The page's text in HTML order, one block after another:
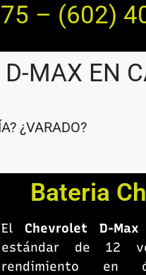
– (602)
MAX EN
¿VARADO?
Bateria
El Chevrolet D-Max
estándar de 12
rendimiento en